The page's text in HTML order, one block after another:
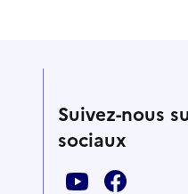
Suivez-nous
sociaux